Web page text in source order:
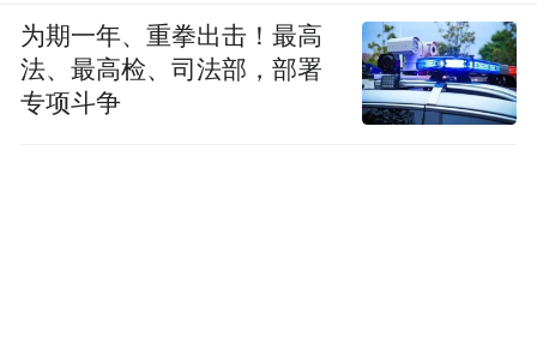
为期一年、重拳出击！最高
法、最高检、司法部，部署
专项斗争